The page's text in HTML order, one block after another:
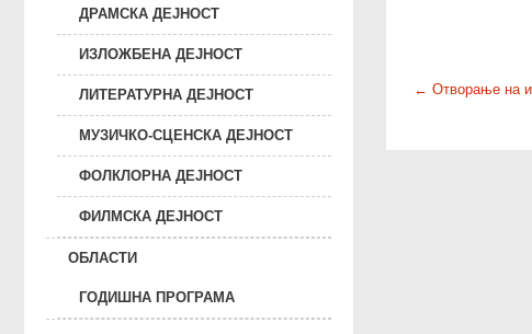
ДРАМСКА ДЕЈНОСТ
ИЗЛОЖБЕНА ДЕЈНОСТ
ЛИТЕРАТУРНА ДЕЈНОСТ
МУЗИЧКО-СЦЕНСКА ДЕЈНОСТ
ФОЛКЛОРНА ДЕЈНОСТ
ФИЛМСКА ДЕЈНОСТ
ОБЛАСТИ
ГОДИШНА ПРОГРАМА
P
← Отворање на